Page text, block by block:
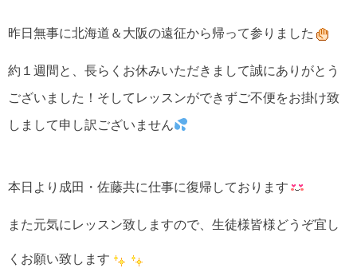
昨日無事に北海道＆大阪の遠征から帰って参りました
約１週間と、長らくお休みいただきまして誠にありがとう
ございました！そしてレッスンができずご不便をお掛け致
しまして申し訳ございません
本日より成田・佐藤共に仕事に復帰しております
また元気にレッスン致しますので、生徒様皆様どうぞ宜し
くお願い致します